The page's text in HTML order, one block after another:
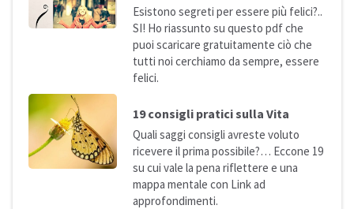
Esistono segreti per essere più felici?..
SI! Ho riassunto su questo pdf che
puoi scaricare gratuitamente ciò che
tutti noi cerchiamo da sempre, essere
felici.
19 consigli pratici sulla Vita
Quali saggi consigli avreste voluto
ricevere il prima possibile?… Eccone 19
su cui vale la pena riflettere e una
mappa mentale con Link ad
approfondimenti.